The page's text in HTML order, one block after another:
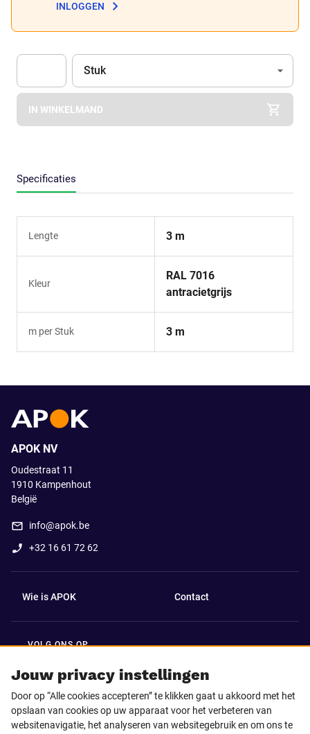
INLOGGEN
Apok.Product.Detail.AddToCart.Quantity (Optioneel)
Eenheid
Stuk
IN WINKELMAND
Specificaties
Lengte 3 m
Kleur
RAL 7016
antracietgrijs
m per Stuk 3 m
Jouw privacy instellingen
Door op “Alle cookies accepteren” te klikken gaat u akkoord met het
opslaan van cookies op uw apparaat voor het verbeteren van
websitenavigatie, het analyseren van websitegebruik en om ons te
APOK NV
Oudestraat 11
1910 Kampenhout
België
info@apok.be
+32 16 61 72 62
Wie is APOK Contact
VOLG ONS OP
Facebook LinkedIn
Instagram TikTok